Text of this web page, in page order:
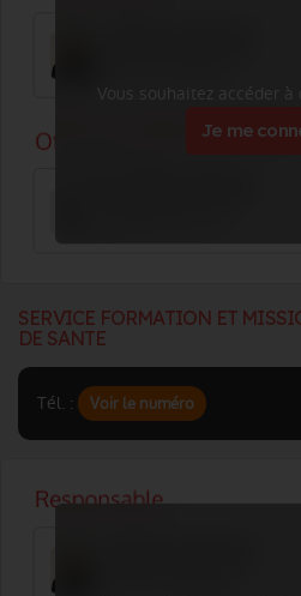
Vous souhaitez accéder
Je me
SERVICE FORMATION ET
DE SANTE
Tél. : Voir le numéro